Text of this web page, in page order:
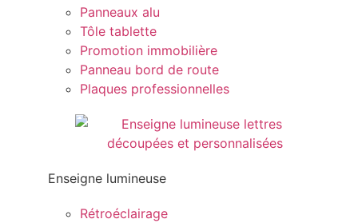
Panneaux alu
Tôle tablette
Promotion immobilière
Panneau bord de route
Plaques professionnelles
Enseigne lumineuse
Rétroéclairage